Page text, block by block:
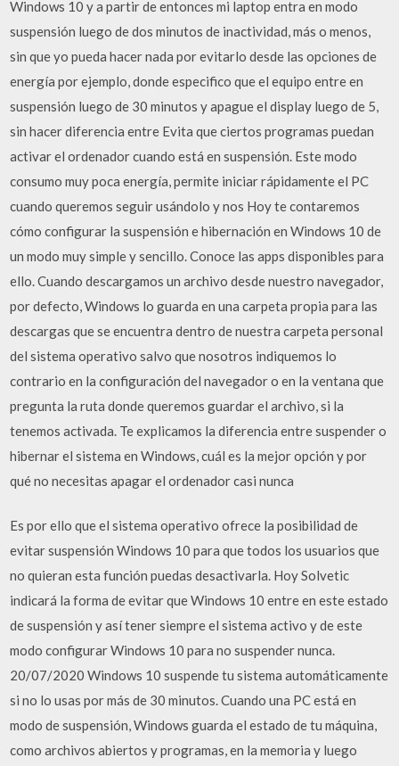
Windows 10 y a partir de entonces mi laptop entra en modo
suspensión luego de dos minutos de inactividad, más o menos,
sin que yo pueda hacer nada por evitarlo desde las opciones de
energía por ejemplo, donde especifico que el equipo entre en
suspensión luego de 30 minutos y apague el display luego de 5,
sin hacer diferencia entre Evita que ciertos programas puedan
activar el ordenador cuando está en suspensión. Este modo
consumo muy poca energía, permite iniciar rápidamente el PC
cuando queremos seguir usándolo y nos Hoy te contaremos
cómo configurar la suspensión e hibernación en Windows 10 de
un modo muy simple y sencillo. Conoce las apps disponibles para
ello. Cuando descargamos un archivo desde nuestro navegador,
por defecto, Windows lo guarda en una carpeta propia para las
descargas que se encuentra dentro de nuestra carpeta personal
del sistema operativo salvo que nosotros indiquemos lo
contrario en la configuración del navegador o en la ventana que
pregunta la ruta donde queremos guardar el archivo, si la
tenemos activada. Te explicamos la diferencia entre suspender o
hibernar el sistema en Windows, cuál es la mejor opción y por
qué no necesitas apagar el ordenador casi nunca
Es por ello que el sistema operativo ofrece la posibilidad de
evitar suspensión Windows 10 para que todos los usuarios que
no quieran esta función puedas desactivarla. Hoy Solvetic
indicará la forma de evitar que Windows 10 entre en este estado
de suspensión y así tener siempre el sistema activo y de este
modo configurar Windows 10 para no suspender nunca.
20/07/2020 Windows 10 suspende tu sistema automáticamente
si no lo usas por más de 30 minutos. Cuando una PC está en
modo de suspensión, Windows guarda el estado de tu máquina,
como archivos abiertos y programas, en la memoria y luego